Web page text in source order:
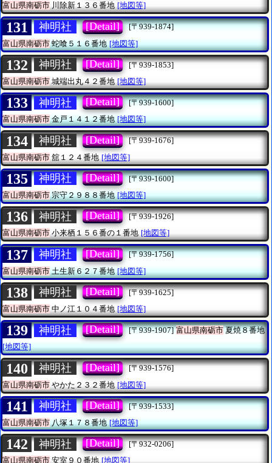
富山県南砺市川除新１３６番地 [地図等]
131 神明社 [Detail]
[〒939-1874]
富山県南砺市蛇喰５１６番地 [地図等]
132 神明社 [Detail]
[〒939-1853]
富山県南砺市 城端出丸４２番地 [地図等]
133 神明社 [Detail]
[〒939-1600]
富山県南砺市金戸１４１２番地 [地図等]
134 神明社 [Detail]
[〒939-1676]
富山県南砺市 舘１２４番地 [地図等]
135 神明社 [Detail]
[〒939-1600]
富山県南砺市宗守２９８８番地 [地図等]
136 神明社 [Detail]
[〒939-1926]
富山県南砺市小来栖１５６番の１番地 [地図等]
137 神明社 [Detail]
[〒939-1756]
富山県南砺市土生新６２７番地 [地図等]
138 神明社 [Detail]
[〒939-1625]
富山県南砺市 中ノ江１０４番地 [地図等]
139 神明社 [Detail] [〒939-1907] 富山県南砺市夏焼８番地
[地図等]
140 神明社 [Detail]
[〒939-1576]
富山県南砺市 やかた２３２番地 [地図等]
141 神明社 [Detail]
[〒939-1533]
富山県南砺市八塚１７８番地 [地図等]
142 神明社 [Detail]
[〒932-0206]
富山県南砺市安室９０番地 [地図等]